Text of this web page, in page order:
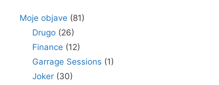
Moje objave (81)
Drugo(26)
Finance (12)
Garrage Sessions (1)
Joker(30)